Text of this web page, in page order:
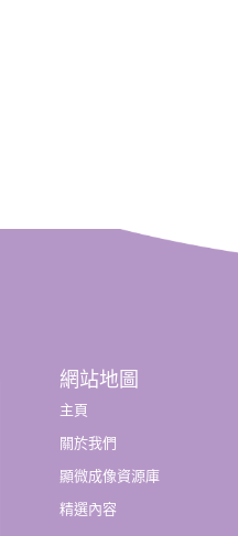
網站地圖
主頁
關於我們
顯微成像資源庫
精選內容